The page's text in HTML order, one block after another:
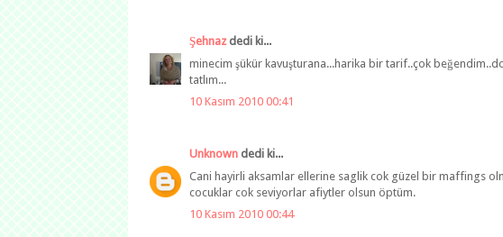
Şehnaz dedi ki...
minecim şükür kavuşturana...harika bir tarif..çok
tatlım...
10 Kasım 2010 00:41
Unknown dedi ki...
Cani hayirli aksamlar ellerine saglik cok güzel bir maffings
cocuklar cok seviyorlar afiytler olsun öptüm.
10 Kasım 2010 00:44